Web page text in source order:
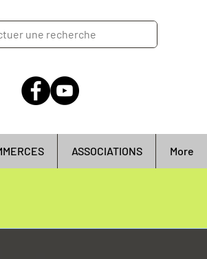
ASSOCIATIONS More